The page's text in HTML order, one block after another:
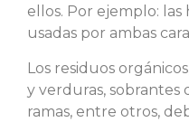
ellos. Por ejemplo:
usadas por ambas
Los residuos
y verduras, sobrantes
ramas, entre otros,